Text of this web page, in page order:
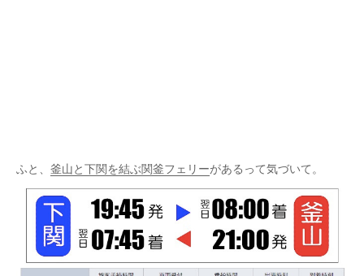
ふと、 釜山と下関を結ぶ関釜フェリーがあるって気づいて。